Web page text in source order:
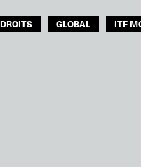
DROITS GLOBAL ITF